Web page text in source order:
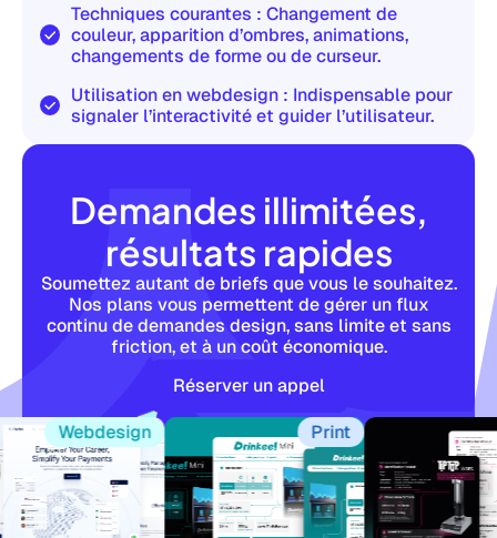
Techniques courantes : Changement de
couleur, apparition d’ombres, animations,
changements de forme ou de curseur.
Utilisation en webdesign : Indispensable pour
signaler l’interactivité et guider l’utilisateur.
Demandes illimitées,
résultats rapides
Soumettez autant de briefs que vous le souhaitez.
Nos plans vous permettent de gérer un flux
continu de demandes design, sans limite et sans
friction, et à un coût économique.
Réserver un appel
Webdesign
Print